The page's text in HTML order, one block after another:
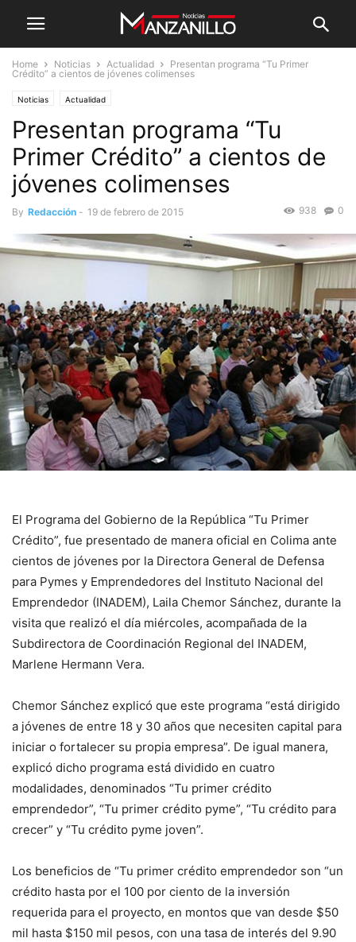
Home Noticias Actualidad
Presentan programa “Tu Primer
Crédito” a cientos de jóvenes colimenses
Noticias Actualidad
Presentan programa “Tu
Primer Crédito” a cientos de
jóvenes colimenses
By Redacción - 19 de febrero de 2015 0
938
El Programa del Gobierno de la República “Tu Primer
Crédito”, fue presentado de manera oficial en Colima ante
cientos de jóvenes por la Directora General de Defensa
para Pymes y Emprendedores del Instituto Nacional del
Emprendedor (INADEM), Laila Chemor Sánchez, durante la
visita que realizó el día miércoles, acompañada de la
Subdirectora de Coordinación Regional del INADEM,
Marlene Hermann Vera.
Chemor Sánchez explicó que este programa “está dirigido
a jóvenes de entre 18 y 30 años que necesiten capital para
iniciar o fortalecer su propia empresa”. De igual manera,
explicó dicho programa está dividido en cuatro
modalidades, denominados “Tu primer crédito
emprendedor”, “Tu primer crédito pyme”, “Tu crédito para
crecer” y “Tu crédito pyme joven”.
Los beneficios de “Tu primer crédito emprendedor son “un
crédito hasta por el 100 por ciento de la inversión
requerida para el proyecto, en montos que van desde $50
mil hasta $150 mil pesos, con una tasa de interés del 9.90